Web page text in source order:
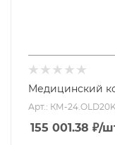
Медицинский
Арт.: КМ-24.OLD20K
155 001.38 ₽/